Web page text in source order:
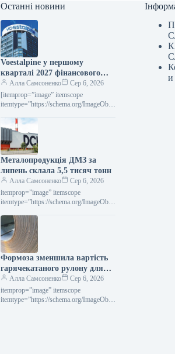
Останні новини
Voestalpine у першому
кварталі 2027 фінансового
року підвищила виручку на
2,4% порівняно з попереднім
роком.
Алла Самсоненко
Сер 6, 2026
[itemprop=”image” itemscope
itemtype=”https://schema.org/ImageObje
Новини Глобальний ринок voestalpine
Роздрукувати 80 06 Серпня 2026
Voestalpine у І кварталі 2027
фінроку…
Металопродукція ДМЗ за
липень склала 5,5 тисяч тонн
Алла Самсоненко
Сер 6, 2026
itemprop=”image” itemscope
itemtype=”https://schema.org/ImageObje
Компанії ДМЗ Друкувати 93 06
Серпня 2026 ДМЗ у липні виробив 5,5
тис. т…
Формоза зменшила вартість
гарячекатаного рулону для
вересневої реалізації
Алла Самсоненко
Сер 6, 2026
itemprop=”image” itemscope
itemtype=”https://schema.org/ImageObje
и